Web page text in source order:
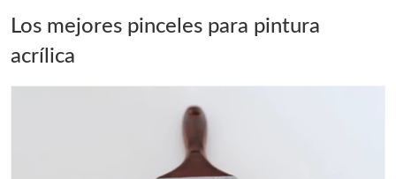
Los mejores pinceles para pintura
acrílica